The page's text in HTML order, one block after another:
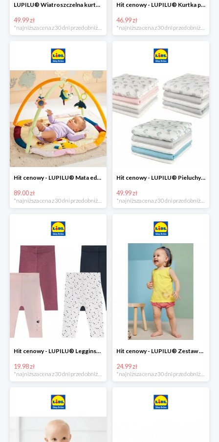
LUPILU® Wiatroszczelna kurtka dziecięca softshell, 1 sztuka
49.99 zł
Hit cenowy - LUPILU® Kurtka przeciwdeszczowa dziewczęca, 1 sztuka
46.99 zł
Hit cenowy - LUPILU® Mata edukacyjna dla niemowląt, 1 sztuka
89.00 zł
*najniższa cena z 30 dni przed obniżką
Hit cenowy - LUPILU® Pieluchy tetrowe 80x80 cm, z biobawełny, 5 sztuk
49.99 zł
*najniższa cena z 30 dni przed obniżką
Hit cenowy - LUPILU® Legginsy niemowlęce z biobawełną, 2 pary
19.98 zł
Hit cenowy - LUPILU® Zestaw dziecięcy z biobawełny (body + koszulka + spodenki), 1 komplet
24.99 zł